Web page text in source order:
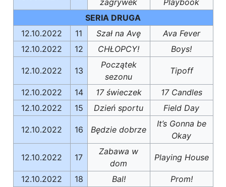
zagrywek
Playbook
SERIA DRUGA
12.10.2022
11 Szał na Avę
Ava Fever
12.10.2022
12 CHŁOPCY! Boys!
12.10.2022 13
Początek
sezonu
Tipoff
12.10.2022 14 17 świeczek
17 Candles
12.10.2022
15 Dzień sportu Field Day
12.10.2022 16 Będzie dobrze
It’s Gonna be
Okay
12.10.2022 17
Zabawa w
dom
Playing House
12.10.2022 18 Bal! Prom!